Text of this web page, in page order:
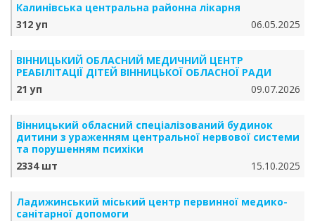
Калинівська центральна районна лікарня
312 уп
06.05.2025
ВІННИЦЬКИЙ ОБЛАСНИЙ МЕДИЧНИЙ ЦЕНТР
РЕАБІЛІТАЦІЇ ДІТЕЙ ВІННИЦЬКОЇ ОБЛАСНОЇ РАДИ
21 уп
09.07.2026
Вінницький обласний спеціалізований будинок
дитини з ураженням центральної нервової системи
та порушенням психіки
2334 шт
15.10.2025
Ладижинський міський центр первинної медико-
санітарної допомоги